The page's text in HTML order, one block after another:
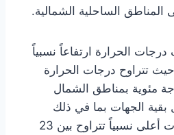
المناطق الساحلية الشمالية.
الحرارة ارتفاعاً نسبياً
حيث تتراوح درجات الحرارة
بين 18 و22 درجة مئوية بمناطق الشمال
بقية الجهات بما في ذلك
المناطق الوسطى درجات أعلى نسبياً تتراوح بين 23